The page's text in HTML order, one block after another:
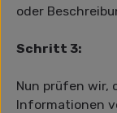
oder
Schritt 3:
Nun prüfen wir,
Informationen